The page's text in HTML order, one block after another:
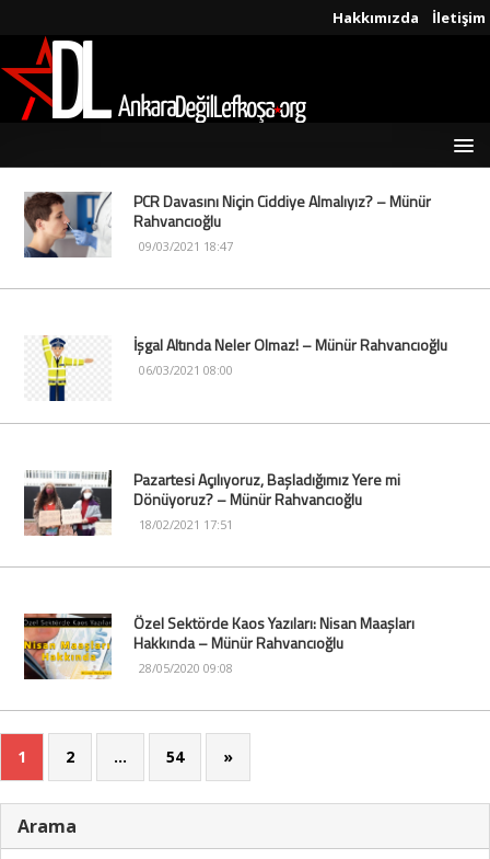
Hakkımızda İletişim
PCR Davasını Niçin Ciddiye Almalıyız? – Münür
Rahvancıoğlu
09/03/2021 18:47
İşgal Altında Neler Olmaz! – Münür Rahvancıoğlu
06/03/2021 08:00
Pazartesi Açılıyoruz, Başladığımız Yere mi
Dönüyoruz? – Münür Rahvancıoğlu
18/02/2021 17:51
Özel Sektörde Kaos Yazıları: Nisan Maaşları
Hakkında – Münür Rahvancıoğlu
28/05/2020 09:08
1 2 … 54 »
Arama